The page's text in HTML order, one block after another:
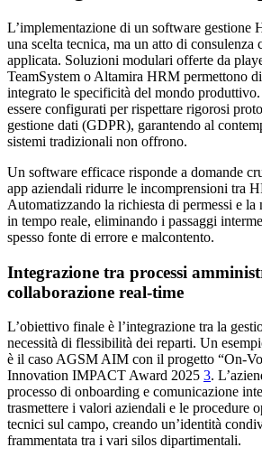
L’implementazione di un software gestione
una scelta tecnica, ma un atto di consulenza
applicata. Soluzioni modulari offerte da
TeamSystem o Altamira HRM permettono
integrato le specificità del mondo
essere configurati per rispettare rigorosi
gestione dati (GDPR), garantendo al
sistemi tradizionali non offrono.
Un software efficace risponde a domande
app aziendali ridurre le incomprensioni tra
Automatizzando la richiesta di permessi e
in tempo reale, eliminando i passaggi
spesso fonte di errore e malcontento.
Integrazione tra processi
collaborazione real-time
L’obiettivo finale è l’integrazione tra la
necessità di flessibilità dei reparti. Un
è il caso AGSM AIM con il progetto “On-
Innovation IMPACT Award 2025 3.
processo di onboarding e comunicazione
trasmettere i valori aziendali e le procedure
tecnici sul campo, creando un’identità
frammentata tra i vari silos dipartimentali.